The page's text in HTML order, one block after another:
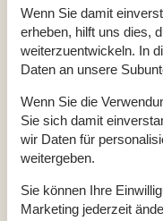
Renoviert 2020
Staubsauger
Waschmaschine
Wasser inkl.
Winterfest
Draußen
Eingezäuntes
Gartenmöbel
Gasgrill
Grill
Naturgrundstück 700 m²
Sandkiste
Wenn Sie damit
erheben, hilft uns dies,
weiterzuentwickeln. In
Daten an unsere
Wenn Sie die
Sie sich damit
wir Daten für
weitergeben.
Sie können Ihre
Marketing jederzeit